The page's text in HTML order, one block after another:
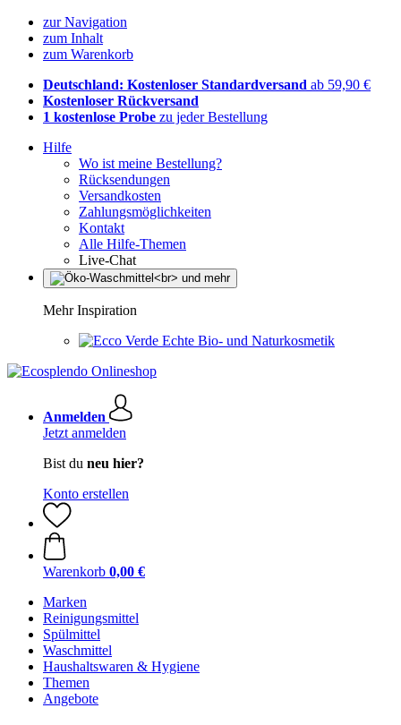
zur Navigation
zum Inhalt
zum Warenkorb
Deutschland: Kostenloser Standardversand ab 59,90 €
Kostenloser Rückversand
1 kostenlose Probe zu jeder Bestellung
Hilfe
Wo ist meine Bestellung?
Rücksendungen
Versandkosten
Zahlungsmöglichkeiten
Kontakt
Alle Hilfe-Themen
Live-Chat
Mehr Inspiration
Echte Bio- und Naturkosmetik
Anmelden
Jetzt anmelden
Bist du neu hier?
Konto erstellen
Warenkorb 0,00 €
Marken
Reinigungsmittel
Spülmittel
Waschmittel
Haushaltswaren & Hygiene
Themen
Angebote